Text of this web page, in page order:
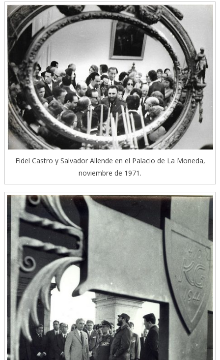
Fidel Castro y Salvador Allende en el Palacio de La Moneda,
noviembre de 1971.